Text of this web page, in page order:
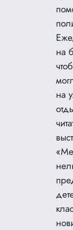
на
на